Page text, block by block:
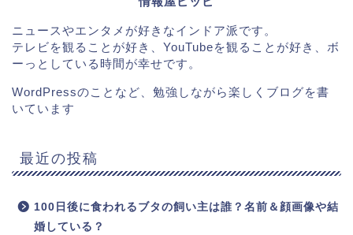
ニュースやエンタメが好きなインドア派です。
テレビを観ることが好き、YouTubeを観ることが好き、ボ
ーっとしている時間が幸せです。
WordPressのことなど、勉強しながら楽しくブログを書
いています
最近の投稿
100日後に食われるブタの飼い主は誰？名前＆顔画像や結
婚している？